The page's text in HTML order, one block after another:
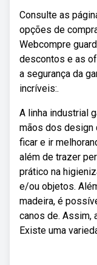
Consulte as
opções de
Webcompre
descontos e as
a segurança da
incríveis:.
A linha industrial
mãos dos design
ficar e ir
além de trazer
prático na
e/ou objetos.
madeira, é
canos de. Assim,
Existe uma